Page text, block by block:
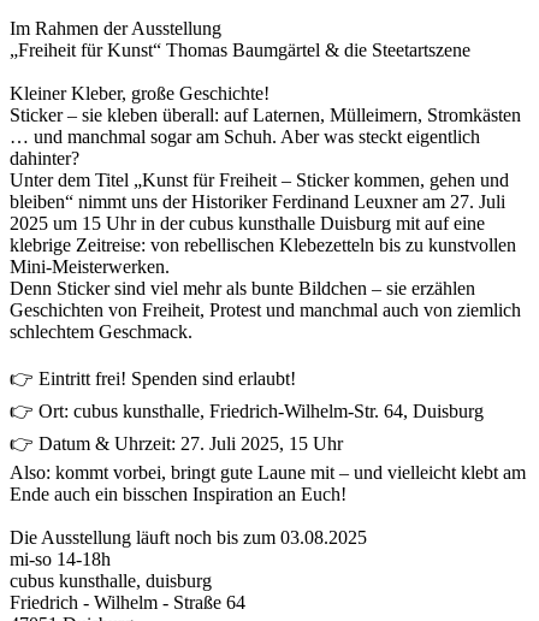
Im Rahmen der Ausstellung
„Freiheit für Kunst“ Thomas Baumgärtel & die Steetartszene
Kleiner Kleber, große Geschichte!
Sticker – sie kleben überall: auf Laternen, Mülleimern, Stromkästen
… und manchmal sogar am Schuh. Aber was steckt eigentlich
dahinter?
Unter dem Titel „Kunst für Freiheit – Sticker kommen, gehen und
bleiben“ nimmt uns der Historiker Ferdinand Leuxner am 27. Juli
2025 um 15 Uhr in der cubus kunsthalle Duisburg mit auf eine
klebrige Zeitreise: von rebellischen Klebezetteln bis zu kunstvollen
Mini-Meisterwerken.
Denn Sticker sind viel mehr als bunte Bildchen – sie erzählen
Geschichten von Freiheit, Protest und manchmal auch von ziemlich
schlechtem Geschmack.
👉 Eintritt frei! Spenden sind erlaubt!
👉 Ort: cubus kunsthalle, Friedrich-Wilhelm-Str. 64, Duisburg
👉 Datum & Uhrzeit: 27. Juli 2025, 15 Uhr
Also: kommt vorbei, bringt gute Laune mit – und vielleicht klebt am
Ende auch ein bisschen Inspiration an Euch!
Die Ausstellung läuft noch bis zum 03.08.2025
mi-so 14-18h
cubus kunsthalle, duisburg
Friedrich - Wilhelm - Straße 64